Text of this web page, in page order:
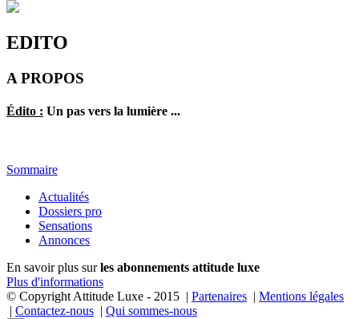
EDITO
A PROPOS
Édito : Un pas vers la lumière ...
Sommaire
Actualités
Dossiers pro
Sensations
Annonces
En savoir plus sur les abonnements attitude luxe
Plus d'informations
© Copyright Attitude Luxe - 2015 | Partenaires | Mentions légales
| Contactez-nous | Qui sommes-nous